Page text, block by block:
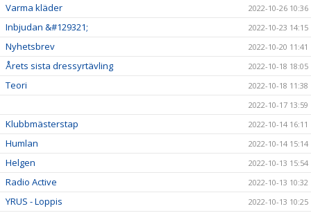
Varma kläder 2022-10-26 10:36
Inbjudan &#129321; 2022-10-23 14:15
Nyhetsbrev 2022-10-20 11:41
Årets sista dressyrtävling 2022-10-18 18:05
Teori
2022-10-18 11:38
2022-10-17 13:59
Klubbmästerstap 2022-10-14 16:11
Humlan 2022-10-14 15:14
Helgen 2022-10-13 15:54
Radio Active 2022-10-13 10:32
YRUS - Loppis 2022-10-13 10:25